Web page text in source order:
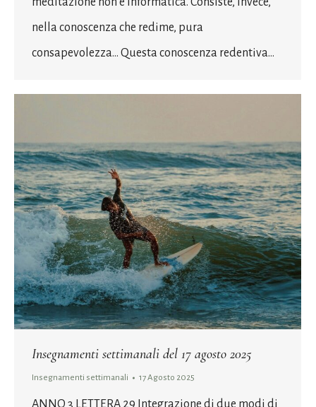
nella conoscenza che redime, pura
consapevolezza… Questa conoscenza redentiva…
Insegnamenti settimanali del 17 agosto 2025
Insegnamenti settimanali 17 Agosto 2025
ANNO 3 LETTERA 29 Integrazione di due modi di